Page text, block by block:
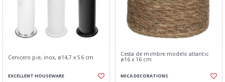
Cenicero pie, inox, ø14,7 x 56 cm
EXCELLENT HOUSEWARE
Cesta de mimbre modelo atlantic
ø16 x 16 cm
MICA DECORATIONS